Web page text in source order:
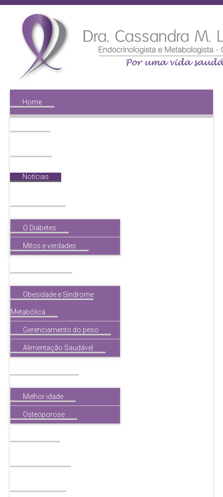
Home
Notícias
O Diabetes
Mitos e verdades
Obesidade e Síndrome
Metabólica
Gerenciamento do peso
Alimentação Saudável
Melhor idade
Osteoporose